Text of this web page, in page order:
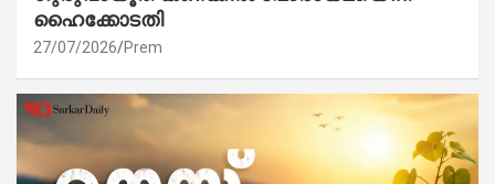
ഹൈക്കോടതി
27/07/2026 Prem